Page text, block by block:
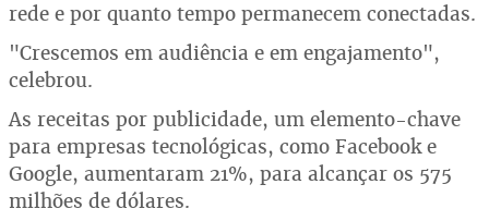
rede e por quanto tempo permanecem conectadas.
"Crescemos em audiência e em engajamento",
celebrou.
As receitas por publicidade, um elemento-chave
para empresas tecnológicas, como Facebook e
Google, aumentaram 21%, para alcançar os 575
milhões de dólares.